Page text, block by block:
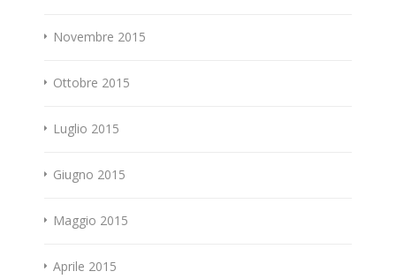
Novembre 2015
Ottobre 2015
Luglio 2015
Giugno 2015
Maggio 2015
Aprile 2015